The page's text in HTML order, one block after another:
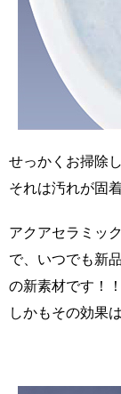
せっかくお掃除
それは汚れが固
アクアセラミッ
で、いつでも新
の新素材です！！
しかもその効果